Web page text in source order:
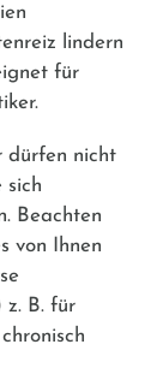
lindern
für
dürfen nicht
sich
Beachten
von Ihnen
z. B. für